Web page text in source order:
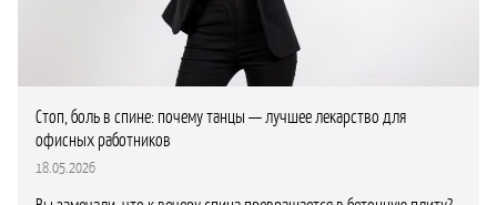
Стоп, боль в спине: почему танцы — лучшее лекарство для
офисных работников
18.05.2026